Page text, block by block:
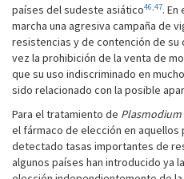
países del sudeste asiático46,47.
marcha una agresiva campaña de
resistencias y de contención de su
vez la prohibición de la venta de
que su uso indiscriminado en
sido relacionado con la posible
Para el tratamiento de Plasmodium
el fármaco de elección en aquellos
detectado tasas importantes de
algunos países han introducido ya